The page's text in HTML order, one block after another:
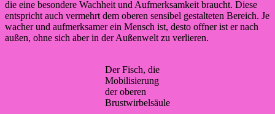
die eine besondere Wachheit und Aufmerksamkeit braucht. Diese
entspricht auch vermehrt dem oberen sensibel gestalteten Bereich. Je
wacher und aufmerksamer ein Mensch ist, desto offner ist er nach
außen, ohne sich aber in der Außenwelt zu verlieren.
Der Fisch, die
Mobilisierung
der oberen
Brustwirbelsäule